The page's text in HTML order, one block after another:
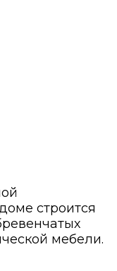
строится
мебели.